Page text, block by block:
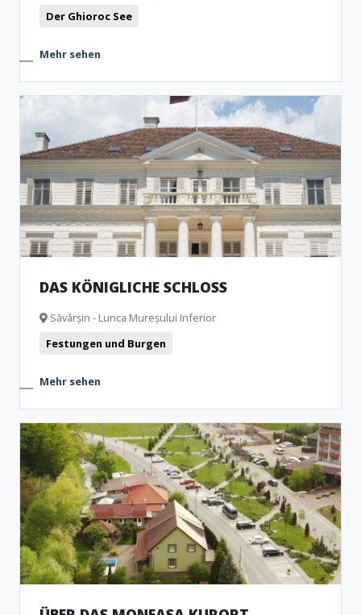
Der Ghioroc See
Mehr sehen
DAS KÖNIGLICHE SCHLOSS
Săvârșin - Lunca Mureșului Inferior
Festungen und Burgen
Mehr sehen